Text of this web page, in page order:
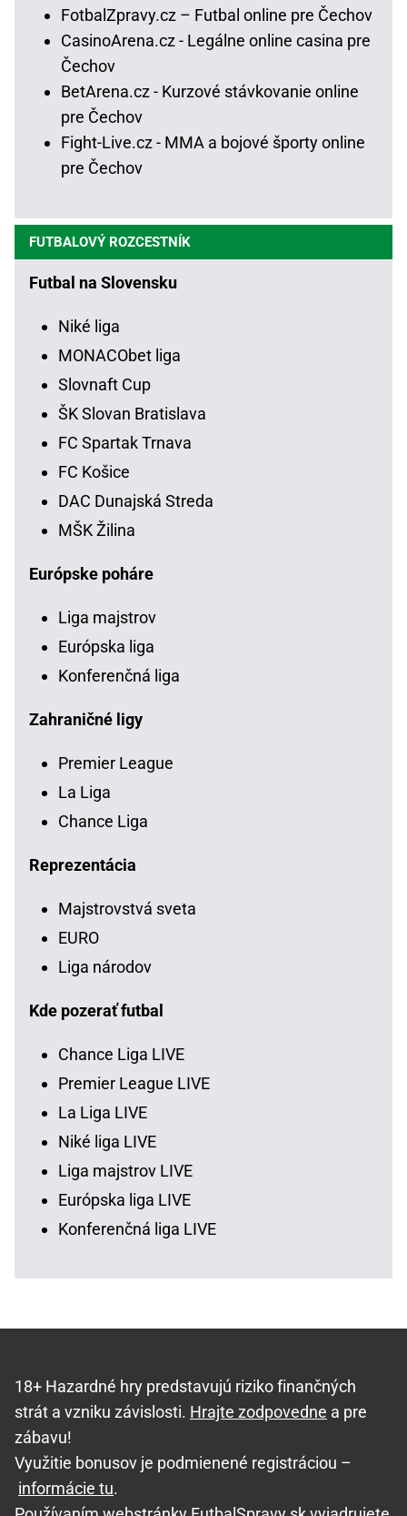
FotbalZpravy.cz – Futbal online pre Čechov
CasinoArena.cz - Legálne online casina pre
Čechov
BetArena.cz - Kurzové stávkovanie online
pre Čechov
Fight-Live.cz - MMA a bojové športy online
pre Čechov
FUTBALOVÝ ROZCESTNÍK
Futbal na Slovensku
Niké liga
MONACObet liga
Slovnaft Cup
ŠK Slovan Bratislava
FC Spartak Trnava
FC Košice
DAC Dunajská Streda
MŠK Žilina
Európske poháre
Liga majstrov
Európska liga
Konferenčná liga
Zahraničné ligy
Premier League
La Liga
Chance Liga
Reprezentácia
Majstrovstvá sveta
EURO
Liga národov
Kde pozerať futbal
Chance Liga LIVE
Premier League LIVE
La Liga LIVE
Niké liga LIVE
Liga majstrov LIVE
Európska liga LIVE
Konferenčná liga LIVE
18+ Hazardné hry predstavujú riziko finančných
strát a vzniku závislosti. Hrajte zodpovedne a pre
zábavu!
Využitie bonusov je podmienené registráciou –
informácie tu.